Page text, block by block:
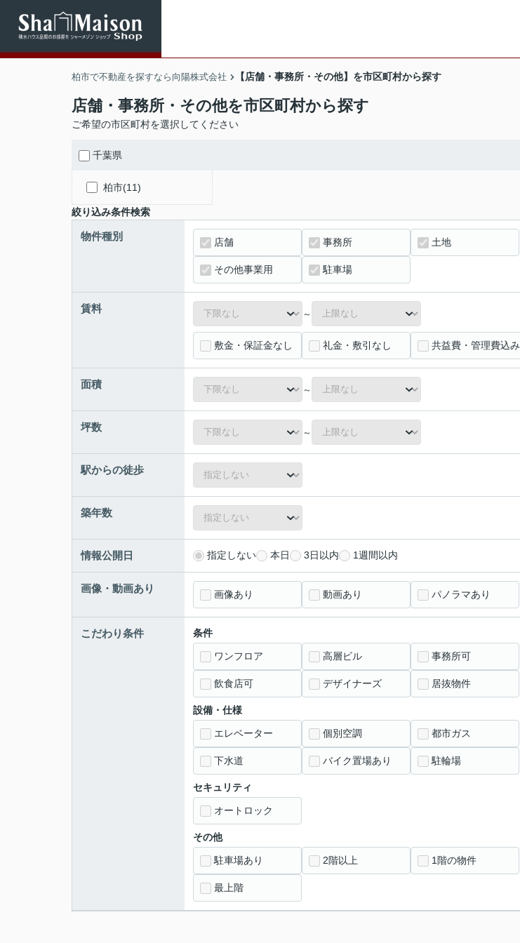
柏市で不動産を探すなら向陽株式会社 【店舗・事務所・その他】を市区町村から探す
店舗・事務所・その他を市区町村から探す
ご希望の市区町村を選択してください
千葉県
柏市(11)
絞り込み条件検索
物件種別 店舗 事務所 土地
その他事業用 駐車場
賃料 ～
敷金・保証金なし 礼金・敷引なし 共益費・管理費込み
面積 ～
坪数 ～
駅からの徒歩
築年数
情報公開日 指定しない 本日 3日以内 1週間以内
画像・動画あり 画像あり 動画あり パノラマあり
こだわり条件 条件
ワンフロア 高層ビル 事務所可
飲食店可 デザイナーズ 居抜物件
設備・仕様
エレベーター 個別空調 都市ガス
下水道 バイク置場あり 駐輪場
セキュリティ
オートロック
その他
駐車場あり 2階以上 1階の物件
最上階